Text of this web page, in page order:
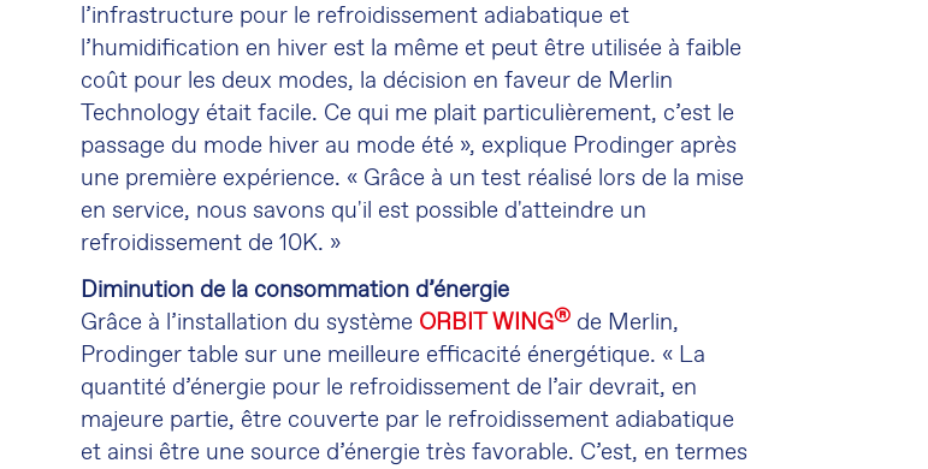
l’infrastructure pour le refroidissement adiabatique et
l’humidification en hiver est la même et peut être utilisée à faible
coût pour les deux modes, la décision en faveur de Merlin
Technology était facile. Ce qui me plait particulièrement, c’est le
passage du mode hiver au mode été », explique Prodinger après
une première expérience. « Grâce à un test réalisé lors de la mise
en service, nous savons qu'il est possible d'atteindre un
refroidissement de 10K. »
Diminution de la consommation d’énergie
Grâce à l’installation du système ORBIT WING® de Merlin,
Prodinger table sur une meilleure efficacité énergétique. « La
quantité d’énergie pour le refroidissement de l’air devrait, en
majeure partie, être couverte par le refroidissement adiabatique
et ainsi être une source d’énergie très favorable. C’est, en termes